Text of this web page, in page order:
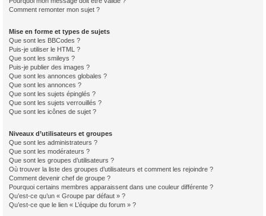
Comment remonter mon sujet ?
Mise en forme et types de sujets
Que sont les BBCodes ?
Puis-je utiliser le HTML ?
Que sont les smileys ?
Puis-je publier des images ?
Que sont les annonces globales ?
Que sont les annonces ?
Que sont les sujets épinglés ?
Que sont les sujets verrouillés ?
Que sont les icônes de sujet ?
Niveaux d’utilisateurs et groupes
Que sont les administrateurs ?
Que sont les modérateurs ?
Que sont les groupes d’utilisateurs ?
Où trouver la liste des groupes d’utilisateurs et comment les rejoindre ?
Comment devenir chef de groupe ?
Pourquoi certains membres apparaissent dans une couleur différente ?
Qu’est-ce qu’un « Groupe par défaut » ?
Qu’est-ce que le lien « L’équipe du forum » ?